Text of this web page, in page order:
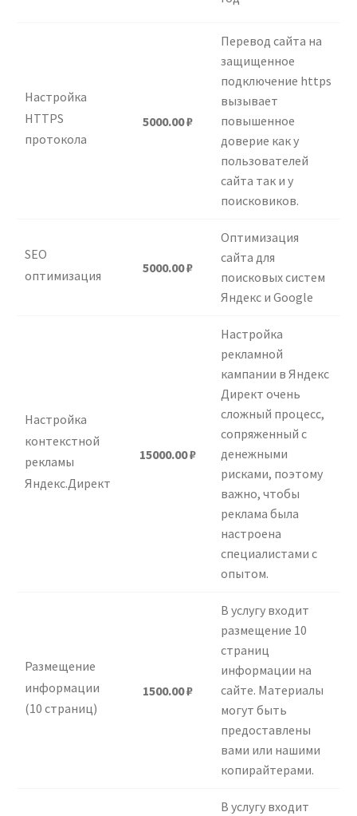
Настройка
HTTPS
протокола
5000.00₽
Перевод сайта на
защищенное
подключение https
вызывает
повышенное
доверие как у
пользователей
сайта так и у
поисковиков.
SEO
оптимизация
5000.00₽
Оптимизация
сайта для
поисковых систем
Яндекс и Google
Настройка
контекстной
рекламы
Яндекс.Директ
15000.00₽
Настройка
рекламной
кампании в Яндекс
Директ очень
сложный процесс,
сопряженный с
денежными
рисками, поэтому
важно, чтобы
реклама была
настроена
специалистами с
опытом.
Размещение
информации
(10 страниц)
1500.00₽
В услугу входит
размещение 10
страниц
информации на
сайте. Материалы
могут быть
предоставлены
вами или нашими
копирайтерами.
В услугу входит